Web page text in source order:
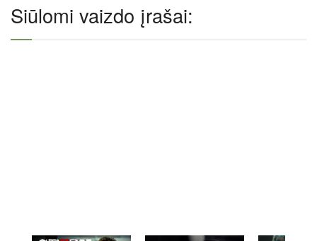
Siūlomi vaizdo įrašai: